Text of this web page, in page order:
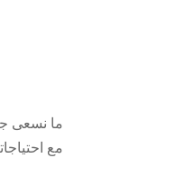
ما نسعى
مع